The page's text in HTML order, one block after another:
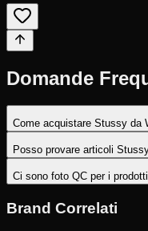
Domande
Come acquistare Stussy da
Posso provare articoli
Ci sono foto QC per i
Brand Correlati